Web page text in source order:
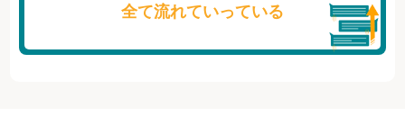
全て流れていっている